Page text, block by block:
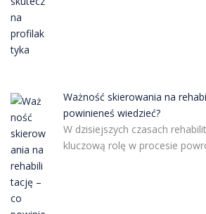
Ważność skierowania na
powinieneś wiedzieć?
W dzisiejszych czasach
kluczową rolę w procesie